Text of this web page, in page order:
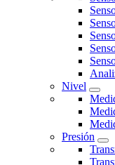
Nivel
Presión